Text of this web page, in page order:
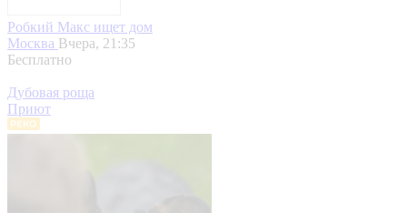
Робкий Макс ищет дом
Москва Вчера, 21:35
Бесплатно
Дубовая роща
Приют